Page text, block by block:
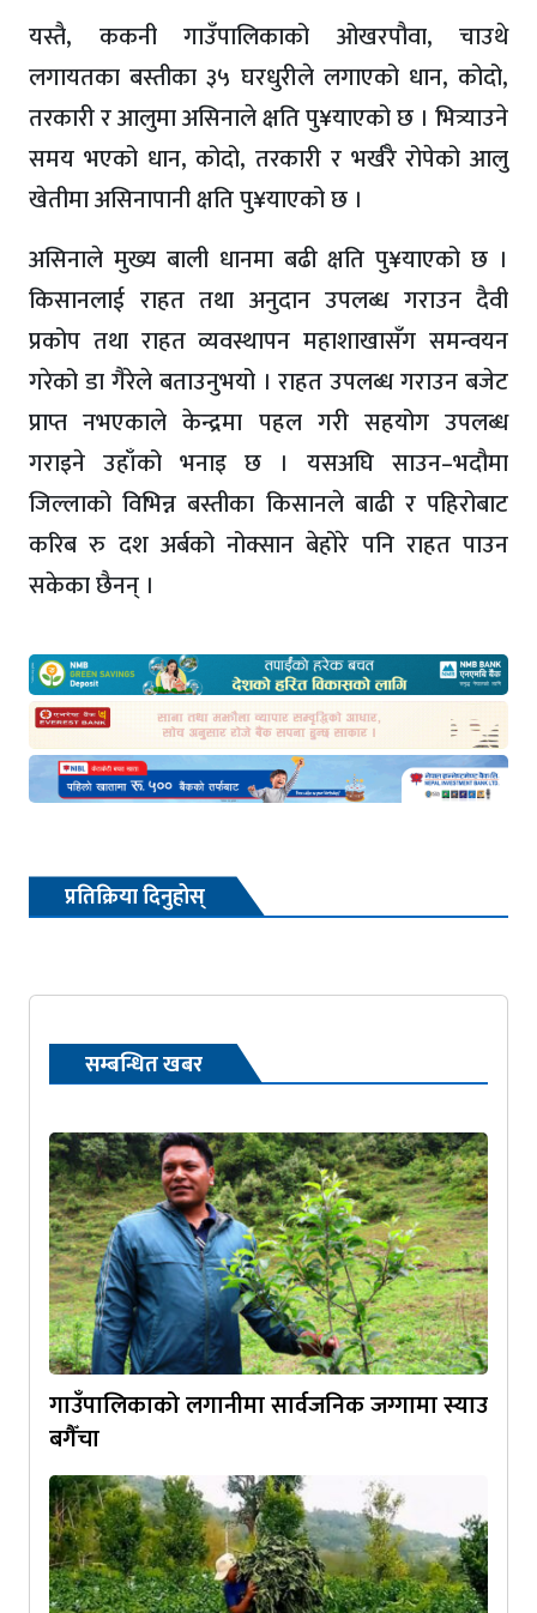
यस्तै, ककनी गाउँपालिकाको ओखरपौवा, चाउथे
लगायतका बस्तीका ३५ घरधुरीले लगाएको धान, कोदो,
तरकारी र आलुमा असिनाले क्षति पु¥याएको छ । भित्र्याउने
समय भएको धान, कोदो, तरकारी र भर्खरै रोपेको आलु
खेतीमा असिनापानी क्षति पु¥याएको छ ।
असिनाले मुख्य बाली धानमा बढी क्षति पु¥याएको छ ।
किसानलाई राहत तथा अनुदान उपलब्ध गराउन दैवी
प्रकोप तथा राहत व्यवस्थापन महाशाखासँग समन्वयन
गरेको डा गैरेले बताउनुभयो । राहत उपलब्ध गराउन बजेट
प्राप्त नभएकाले केन्द्रमा पहल गरी सहयोग उपलब्ध
गराइने उहाँको भनाइ छ । यसअघि साउन–भदौमा
जिल्लाको विभिन्न बस्तीका किसानले बाढी र पहिरोबाट
करिब रु दश अर्बको नोक्सान बेहोरे पनि राहत पाउन
सकेका छैनन् ।
प्रतिक्रिया दिनुहोस्
सम्बन्धित खबर
गाउँपालिकाको लगानीमा सार्वजनिक जग्गामा स्याउ
बगैँचा